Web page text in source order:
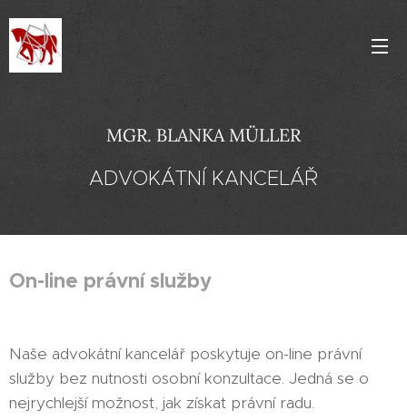
MGR. BLANKA MÜLLER
ADVOKÁTNÍ KANCELÁŘ
On-line právní služby
Naše advokátní kancelář poskytuje on-line právní
služby bez nutnosti osobní konzultace. Jedná se o
nejrychlejší možnost, jak získat právní radu.